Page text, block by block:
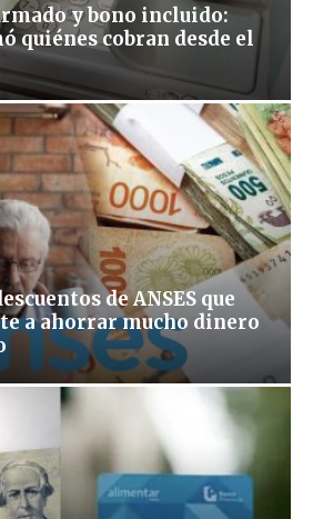
y bono incluido:
quiénes cobran desde el
de ANSES que
a ahorrar mucho dinero